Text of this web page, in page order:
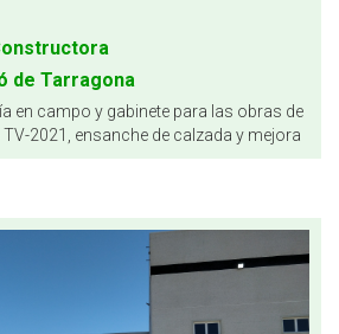
de Tarragona
en campo y gabinete para las obras de
2021, ensanche de calzada y mejora